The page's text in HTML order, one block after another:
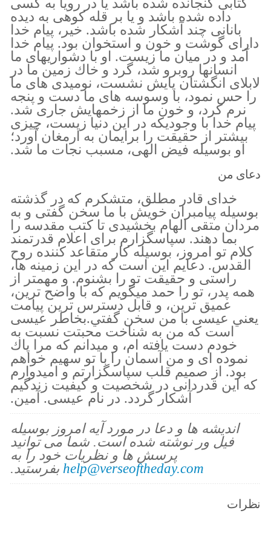
داده شده باشد و يا بر قله كوهى به ديده
بانانى چند آشكار شده باشد. خير، پيام خدا
داراى گوشت و خون و استخوان بود. پيام خدا
آمد و در ميان ما زيست. او با دشواريهاى ما
انسانها روبرو شد، گرد و خاك زمين ما در
لابلاى انگشتان پايش نشست، نوميدى هاى ما
را حس نمود، با وسوسه هاى ما دست و پنجه
نرم كرد، و خون ما از زخمهايش جارى شد.
پيام خدا با وجوديكه در اين دنيا زيست، چيزى
بيشتر از حقيقت را برايمان به ارمغان آورد؛
او بوسيله فيض الهى، مسبب نجات ما شد.
دعای من
خداى قادر مطلق، متشكرم كه در گذشته
بوسيله پيامبران خويش با ما سخن گفتى و به
مردان متقى الهام بخشيدى تا كتب مقدسه را
بما دهند. سپاسگزارم براى اعلام قدرتمند
كلام تو امروز، بوسيله كار متقاعد كننده روح
القدس. دعايم اين است كه در اين زمينه ها،
راستى و حقيقت تو را بشنوم. و مهمتر از
همه پدر، تو را حمد ميگويم كه با واضح ترين،
عميق ترين، و قابل دسترس ترين پيامت
يعني عيسى با من سخن گفتي.بخاطر عيسى
است كه من به شناخت محبتت نسبت به
خودم دست يافته ام، و ميدانم كه مرا پاك
نموده اى و من آسمان را با تو سهيم خواهم
بود. از صميم قلب سپاسگزارتم و اميدوارم
كه اين قدردانى در شخصيت و كيفيت زندگيم
آشكار گردد. در نام عيسى. آمين.
اندیشه ها و دعا در مورد آیه امروز بوسیله
فیل ور نوشته شده است. شما می توانید
پرسش ها و نظریات خود را به
help@verseoftheday.com بفرستید.
نظرات